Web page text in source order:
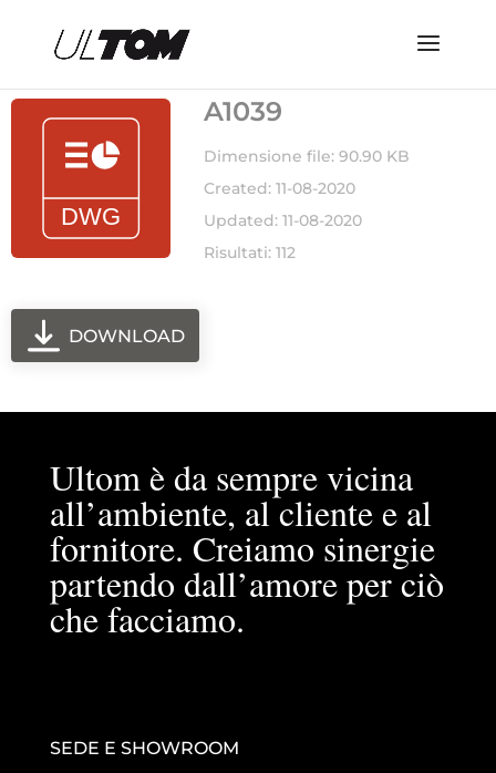
A1039
Dimensione file: 90.90 KB
Created: 11-08-2020
Updated: 11-08-2020
Risultati: 112
DOWNLOAD
Ultom è da sempre vicina
all’ambiente, al cliente e al
fornitore. Creiamo sinergie
partendo dall’amore per ciò
che facciamo.
SEDE E SHOWROOM